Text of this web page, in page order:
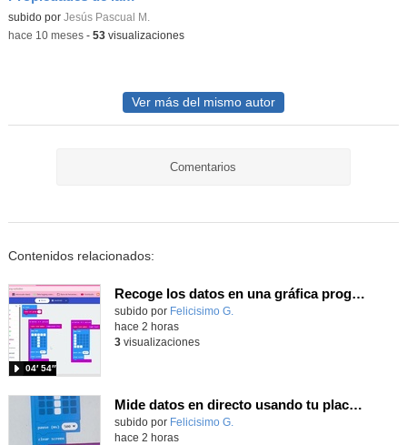
Contenido educativo.
subido por Jesús Pascual M.
-hace 10 meses- 53visualizaciones
Ver más del mismo autor
Comentarios
Contenidos relacionados:
Recoge los datos en una gráfica programando tu placa microbit con MakeCode y conoce la Tª y nivel de luz en este eclipse
Contenido educativo.
subido por Felicisimo G.
04′ 54″
hace 2 horas
3visualizaciones
Mide datos en directo usando tu placa microbit y programando con MakeCode dos placas conectadas por radio
Contenido educativo.
subido por Felicisimo G.
hace 2 horas